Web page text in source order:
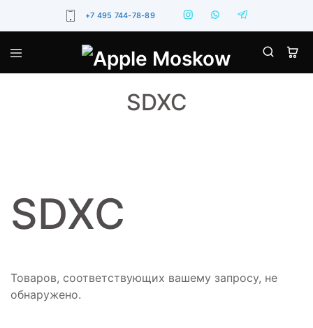
+7 495 744-78-89
SDXC
SDXC
Товаров, соответствующих вашему запросу, не
обнаружено.